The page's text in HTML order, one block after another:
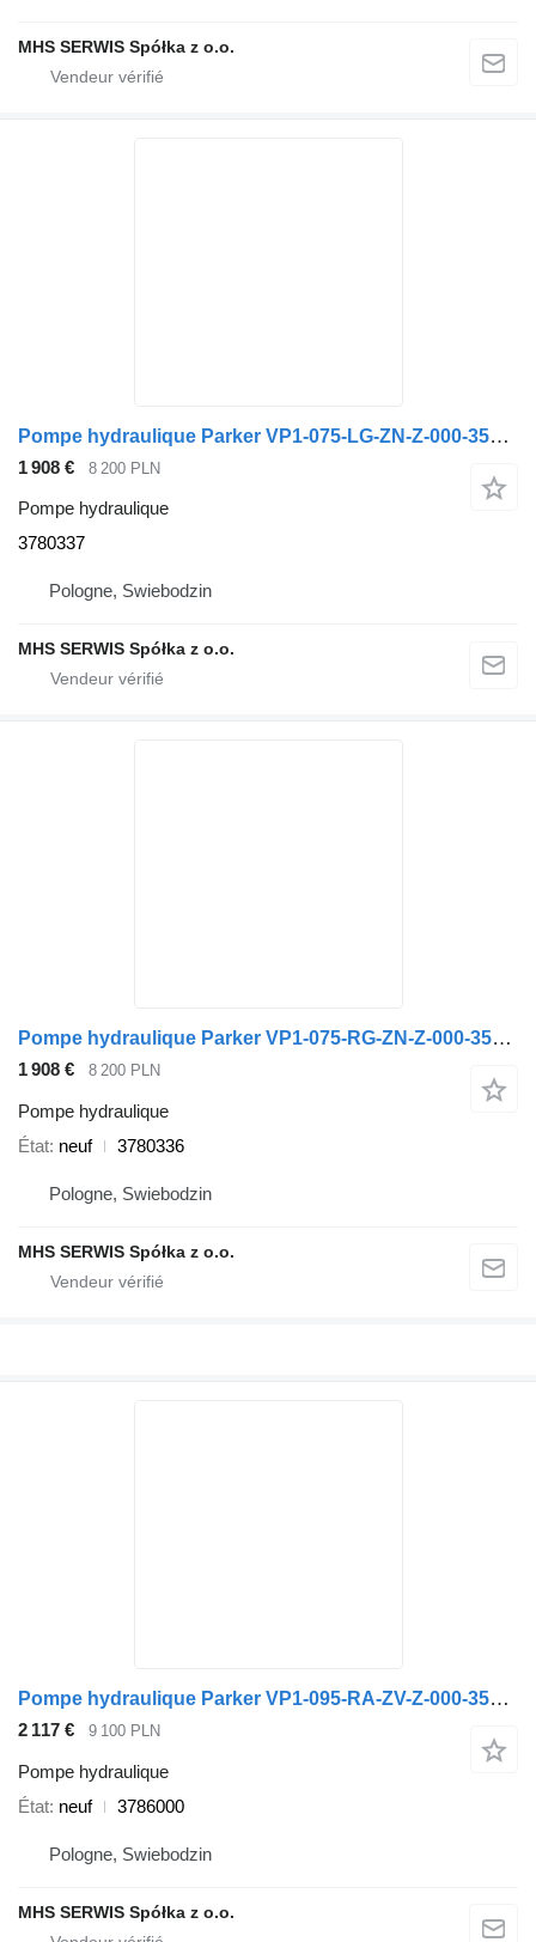
MHS SERWIS Spółka z o.o.
Pompe hydraulique Parker VP1-075-LG-ZN-Z-000-350/25 3780337 pour camion
1 908 € 8 200 PLN
Pompe hydraulique
3780337
Pologne, Swiebodzin
MHS SERWIS Spółka z o.o.
Pompe hydraulique Parker VP1-075-RG-ZN-Z-000-350/25 3780336 pour camion
1 908 € 8 200 PLN
Pompe hydraulique
État neuf 3780336
Pologne, Swiebodzin
MHS SERWIS Spółka z o.o.
Pompe hydraulique Parker VP1-095-RA-ZV-Z-000-350/25 3786000 pour camion
2 117 € 9 100 PLN
Pompe hydraulique
État neuf 3786000
Pologne, Swiebodzin
MHS SERWIS Spółka z o.o.